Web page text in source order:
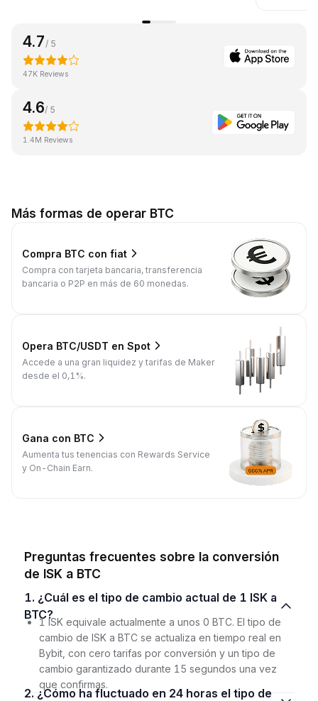
4.7/ 5
47K Reviews
4.6/ 5
1.4M Reviews
Más formas de operar BTC
Compra BTC con fiat
Compra con tarjeta bancaria, transferencia
bancaria o P2P en más de 60 monedas.
Opera BTC/USDT en Spot
Accede a una gran liquidez y tarifas de Maker
desde el 0,1%.
Gana con BTC
Aumenta tus tenencias con Rewards Service
y On-Chain Earn.
Preguntas frecuentes sobre la conversión
de ISK a BTC
1. ¿Cuál es el tipo de cambio actual de 1 ISK a
BTC?
1 ISK equivale actualmente a unos 0 BTC. El tipo de
cambio de ISK a BTC se actualiza en tiempo real en
Bybit, con cero tarifas por conversión y un tipo de
cambio garantizado durante 15 segundos una vez
que confirmas.
2. ¿Cómo ha fluctuado en 24 horas el tipo de